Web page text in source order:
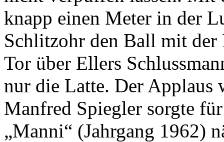
knapp einen Meter in der
Schlitzohr den Ball mit der
Tor über Ellers
nur die Latte. Der Applaus
Manfred Spiegler sorgte
„Manni“ (Jahrgang 1962)